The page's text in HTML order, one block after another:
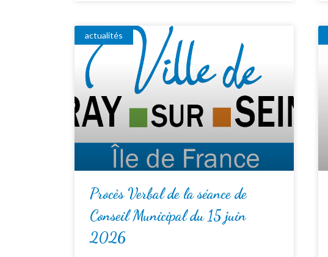
actualités
Procès Verbal de la séance de
Conseil Municipal du 15 juin
2026